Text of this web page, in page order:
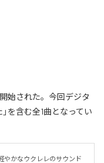
始された。今回デジタ
を含む全1曲となってい
やかなウクレレのサウンド